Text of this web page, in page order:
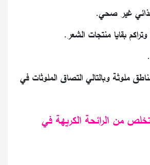
غير صحي.
بقايا منتجات الشعر.
ملوثة وبالتالي التصاق الملوثات في
من الرائحة الكريهة في